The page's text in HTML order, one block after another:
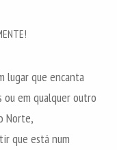
lugar que encanta
em qualquer outro
Norte,
que está num